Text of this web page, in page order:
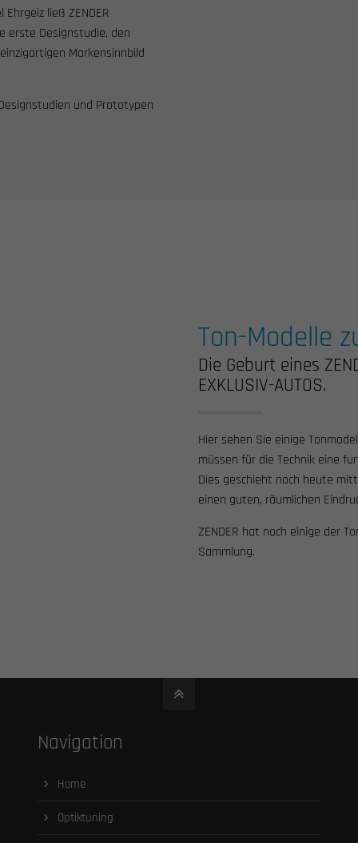
ließ ZENDER
erste Designstudie, den
Markensinnbild
und Prototypen
Ton-Modelle
Die Geburt eines
EXKLUSIV-AUTOS.
Hier sehen Sie einige
müssen für die Technik eine
Dies geschieht noch heute
einen guten, räumlichen
ZENDER hat noch einige der
Sammlung.
Navigation
Home
Optiktuning